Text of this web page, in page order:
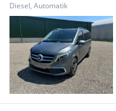
Diesel, Automatik